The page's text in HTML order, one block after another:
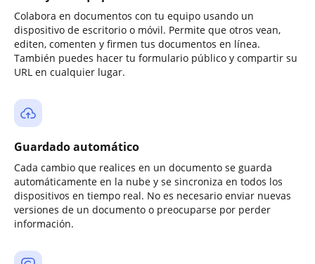
Colabora en documentos con tu equipo usando un
dispositivo de escritorio o móvil. Permite que otros vean,
editen, comenten y firmen tus documentos en línea.
También puedes hacer tu formulario público y compartir su
URL en cualquier lugar.
Guardado automático
Cada cambio que realices en un documento se guarda
automáticamente en la nube y se sincroniza en todos los
dispositivos en tiempo real. No es necesario enviar nuevas
versiones de un documento o preocuparse por perder
información.